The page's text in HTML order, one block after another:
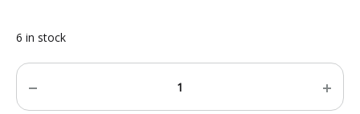
6 in stock
Quantity